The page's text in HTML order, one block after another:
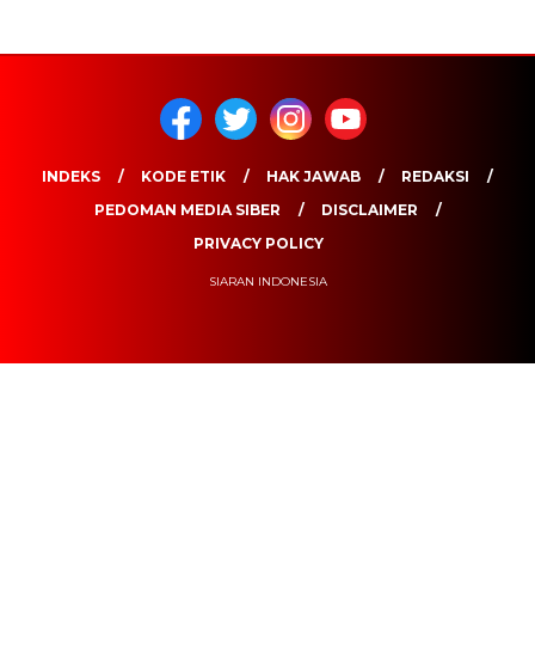
INDEKS KODE ETIK HAK JAWAB
REDAKSI
PEDOMAN MEDIA SIBER
DISCLAIMER
PRIVACY POLICY
SIARAN INDONESIA